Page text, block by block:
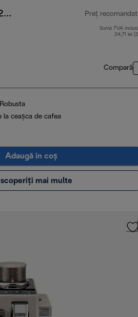
Preț recomandat
Sumă TVA
34,71 lei
Compară
la ceașca de cafea
Adaugă în coș
mai multe